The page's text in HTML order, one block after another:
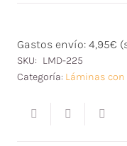
cantidad
Gastos envío: 4,95€
SKU: LMD-225
Categoría: Láminas